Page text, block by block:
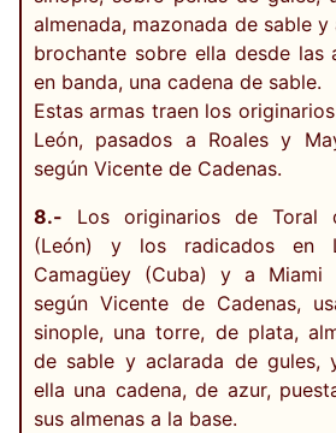
almenada, mazonada de sable
brochante sobre ella desde las
en banda, una cadena de sable.
Estas armas traen los
León, pasados a Roales y
según Vicente de Cadenas.
8.- Los originarios de Toral
(León) y los radicados en
Camagüey (Cuba) y a Miami
según Vicente de Cadenas,
sinople, una torre, de plata,
de sable y aclarada de gules,
ella una cadena, de azur,
sus almenas a la base.